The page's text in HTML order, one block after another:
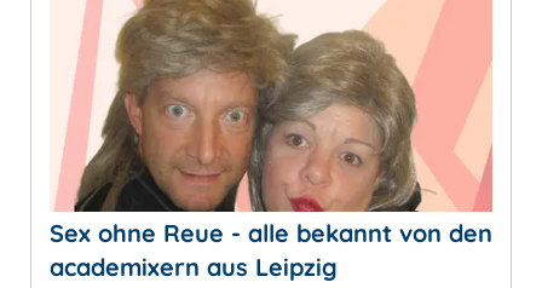
Sex ohne Reue - alle bekannt von den
academixern aus Leipzig